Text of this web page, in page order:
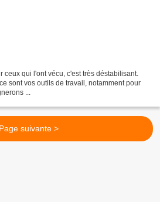
ceux qui l'ont vécu, c'est très déstabilisant.
sont vos outils de travail, notamment pour
...
Page suivante >